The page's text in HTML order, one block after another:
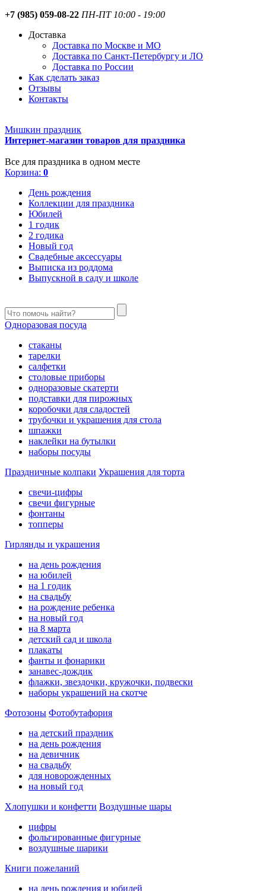
+7 (985) 059-08-22 ПН-ПТ 10:00 - 19:00
Доставка
Доставка по Москве и МО
Доставка по Санкт-Петербургу и ЛО
Доставка по России
Как сделать заказ
Отзывы
Контакты
Мишкин праздник
Интернет-магазин товаров для праздника
Все для праздника в одном месте
Корзина: 0
День рождения
Коллекции для праздника
Юбилей
1 годик
2 годика
Новый год
Свадебные аксессуары
Выписка из роддома
Выпускной в саду и школе
Одноразовая посуда
стаканы
тарелки
салфетки
столовые приборы
одноразовые скатерти
подставки для пирожных
коробочки для сладостей
трубочки и украшения для стола
шпажки
наклейки на бутылки
наборы посуды
Праздничные колпаки Украшения для торта
свечи-цифры
свечи фигурные
фонтаны
топперы
Гирлянды и украшения
на день рождения
на юбилей
на 1 годик
на свадьбу
на рождение ребенка
на новый год
на 8 марта
детский сад и школа
плакаты
фанты и фонарики
занавес-дождик
флажки, звездочки, кружочки, подвески
наборы украшений на скотче
Фотозоны Фотобутафория
на детский праздник
на день рождения
на девичник
на свадьбу
для новорожденных
на новый год
Хлопушки и конфетти Воздушные шары
цифры
фольгированные фигурные
воздушные шарики
Книги пожеланий
на день рождения и юбилей